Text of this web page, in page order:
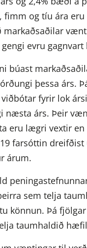
og tíu ára
evru
búast
þessa árs.
fyrir lok
næsta árs. Þeir
eru lægri vextir
farsóttin
árum.
sem telja
könnun. Þá
taumhaldið